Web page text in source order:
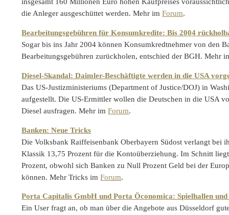
die Anleger ausgeschüttet werden. Mehr imForum.
Bearbeitungsgebühren für Konsumkredite: Bis 2004
Sogar bis ins Jahr 2004 können Konsumkredtnehmer von den
Bearbeitungsgebühren zurückholen, entschied der BGH. Mehr
Diesel-Skandal: Daimler-Beschäftigte werden in die USA
Das US-Justizministeriums (Department of Justice/DOJ) in
aufgestellt. Die US-Ermittler wollen die Deutschen in die USA
Diesel ausfragen. Mehr imForum.
Banken: Neue Tricks
Die Volksbank Raiffeisenbank Oberbayern Südost verlangt bei
Klassik 13,75 Prozent für die Kontoüberziehung. Im Schnitt
Prozent, obwohl sich Banken zu Null Prozent Geld bei der
können. Mehr Tricks imForum.
Porta Capitalis GmbH und Porta Öconomica: Spielhallen und
Ein User fragt an, ob man über die Angebote aus Düsseldorf